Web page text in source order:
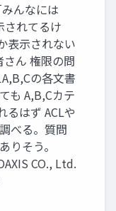
んなには
されてるけ
表示されない
ん 権限の問
の各文書
も A,B,Cカテ
はず ACLや
べる。質問
りそう。
CO., Ltd.